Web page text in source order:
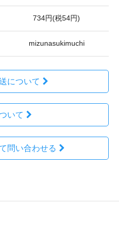
734円(税54円)
mizunasukimuchi
について
いて
問い合わせる